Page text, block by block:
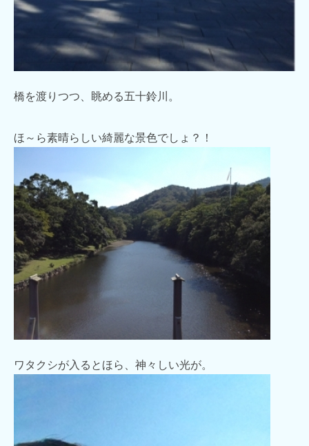
橋を渡りつつ、眺める五十鈴川。
ほ～ら素晴らしい綺麗な景色でしょ？！
ワタクシが入るとほら、神々しい光が。